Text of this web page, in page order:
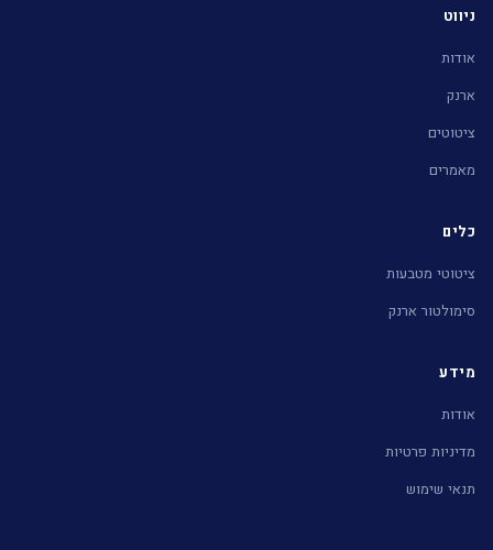
ניווט
אודות
ארנק
ציטוטים
מאמרים
כלים
ציטוטי מטבעות
סימולטור ארנק
מידע
אודות
מדיניות פרטיות
תנאי שימוש